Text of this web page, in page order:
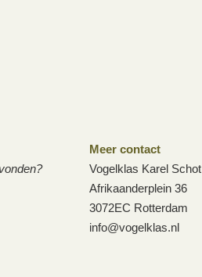
Meer contact
Vogelklas Karel Schot
Afrikaanderplein 36
3072EC Rotterdam
info@vogelklas.nl